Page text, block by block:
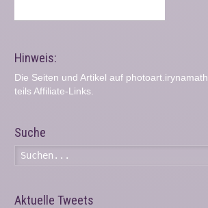
Hinweis:
Die Seiten und Artikel auf
teils Affiliate-Links.
Suche
Aktuelle Tweets